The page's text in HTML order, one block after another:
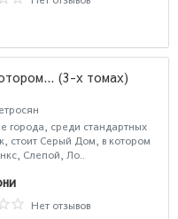
(3-х томах)
города, среди стандартных
стоит Серый Дом, в котором
Слепой, Ло..
Нет отзывов